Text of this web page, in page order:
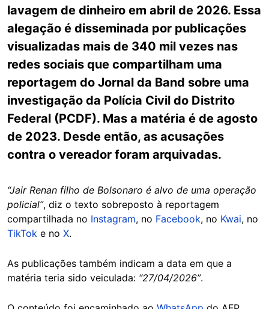
lavagem de dinheiro em abril de 2026. Essa
alegação é disseminada por publicações
visualizadas mais de 340 mil vezes nas
redes sociais que compartilham uma
reportagem do Jornal da Band sobre uma
investigação da Polícia Civil do Distrito
Federal (PCDF). Mas a matéria é de agosto
de 2023. Desde então, as acusações
contra o vereador foram arquivadas.
“Jair Renan filho de Bolsonaro é alvo de uma operação
policial”, diz o texto sobreposto à reportagem
compartilhada no Instagram, no Facebook, no Kwai, no
TikTok e no X.
As publicações também indicam a data em que a
matéria teria sido veiculada: “27/04/2026”.